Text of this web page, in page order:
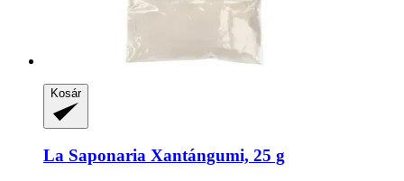
Kosár
La Saponaria Xantángumi, 25 g